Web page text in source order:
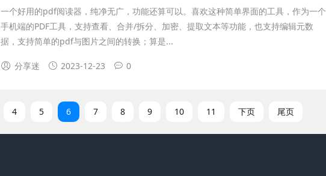
一个好用的pdf阅读器，纯净无广，功能还算可以。喜欢这种简单界面的工具，作为一个
手机端的PDF工具，支持查看、合并/拆分、加密、提取文本等功能，也支持编辑元数
据，支持简单的pdf与图片之间的转换；算是...
分享迷 2023-12-23 0
4 5 6 7 8 9 10 11 下页 尾页